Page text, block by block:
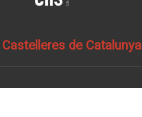
de Catalunya